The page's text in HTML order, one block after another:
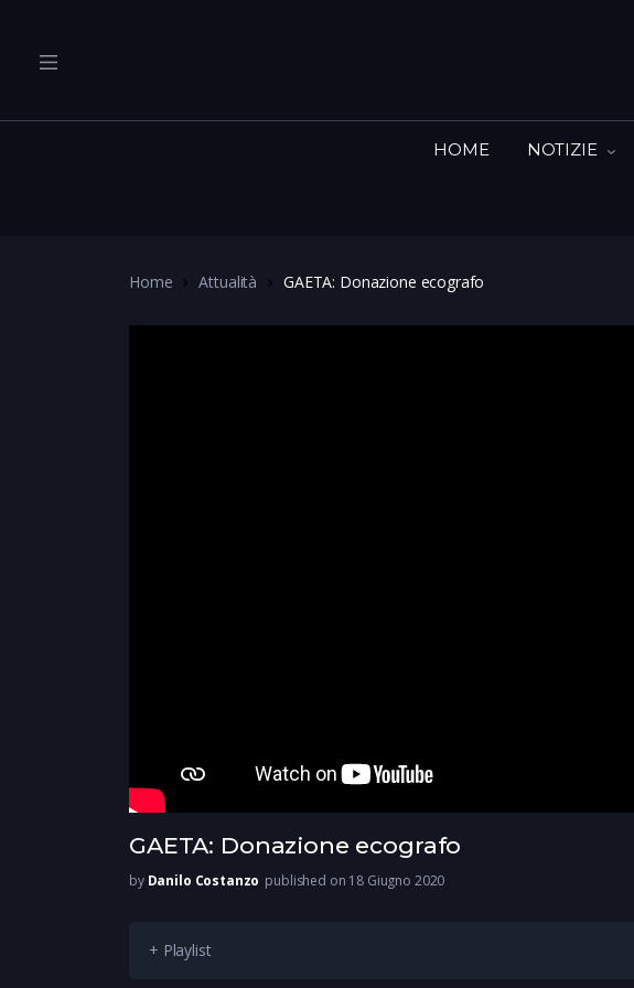
HOME NOTIZIE
Home Attualità GAETA: Donazione ecografo
GAETA: Donazione ecografo
by Danilo Costanzo published on 18 Giugno 2020
+ Playlist